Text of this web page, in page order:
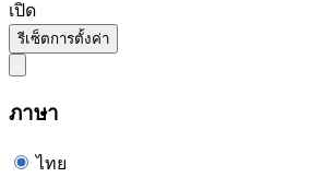
เปิด
รีเซ็ตการตั้งค่า
ภาษา
ไทย